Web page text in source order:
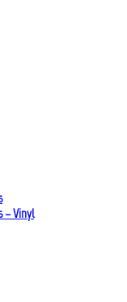
– Vinyl